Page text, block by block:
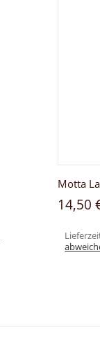
Motta
14,50